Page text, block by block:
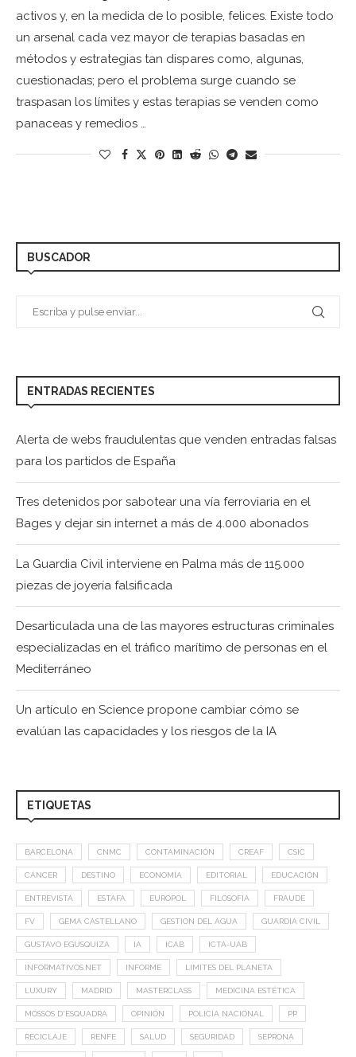
activos y, en la medida de lo posible, felices. Existe todo
un arsenal cada vez mayor de terapias basadas en
métodos y estrategias tan dispares como, algunas,
cuestionadas; pero el problema surge cuando se
traspasan los límites y estas terapias se venden como
panaceas y remedios …
BUSCADOR
ENTRADAS RECIENTES
Alerta de webs fraudulentas que venden entradas falsas
para los partidos de España
Tres detenidos por sabotear una vía ferroviaria en el
Bages y dejar sin internet a más de 4.000 abonados
La Guardia Civil interviene en Palma más de 115.000
piezas de joyería falsificada
Desarticulada una de las mayores estructuras criminales
especializadas en el tráfico marítimo de personas en el
Mediterráneo
Un artículo en Science propone cambiar cómo se
evalúan las capacidades y los riesgos de la IA
ETIQUETAS
BARCELONA CNMC CONTAMINACIÓN CREAF CSIC
CÁNCER DESTINO ECONOMÍA EDITORIAL EDUCACIÓN
ENTREVISTA ESTAFA EUROPOL FILOSOFÍA FRAUDE
FV GEMA CASTELLANO GESTION DEL AGUA GUARDIA CIVIL
GUSTAVO EGUSQUIZA IA ICAB ICTA-UAB
INFORMATIVOS.NET INFORME LIMITES DEL PLANETA
LUXURY MADRID MASTERCLASS MEDICINA ESTÉTICA
MOSSOS D'ESQUADRA OPINIÓN POLICÍA NACIONAL PP
RECICLAJE RENFE SALUD SEGURIDAD SEPRONA